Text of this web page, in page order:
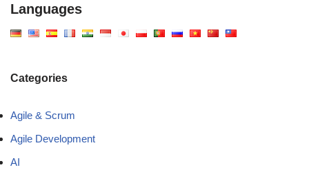
Languages
Categories
Agile & Scrum
Agile Development
AI